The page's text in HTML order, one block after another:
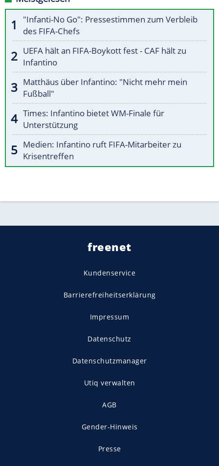
"Infanti-No Go": Pressestimmen zum Verbleib
des FIFA-Chefs
UEFA hält an FIFA-Boykott fest - CAF hält zu
Infantino
Matthäus über Infantino: "Nicht mehr mein
Fußball"
Times: Infantino bietet WM-Finale für
Unterstützung
Medien: Infantino ruft FIFA-Mitarbeiter zu
Krisentreffen
freenet
Kundenservice
Barrierefreiheitserklärung
Impressum
Datenschutz
Datenschutzmanager
Utiq verwalten
AGB
Gender-Hinweis
Presse